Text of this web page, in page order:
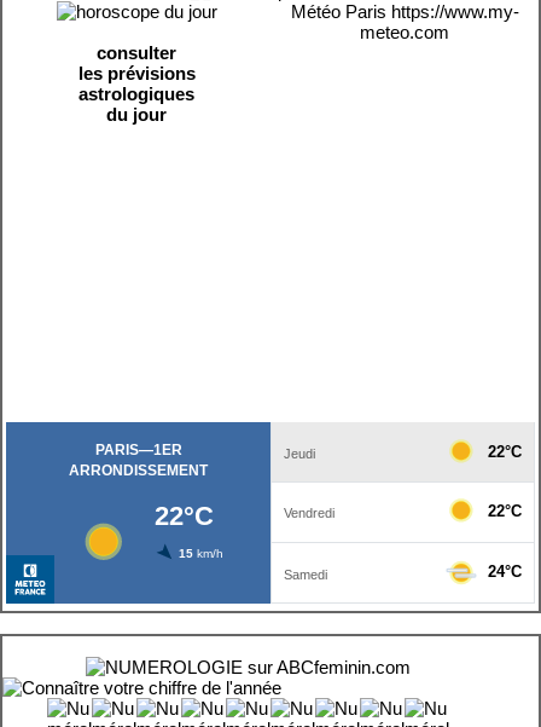
consulter
les prévisions
astrologiques
du jour
Météo Paris https://www.my-
meteo.com